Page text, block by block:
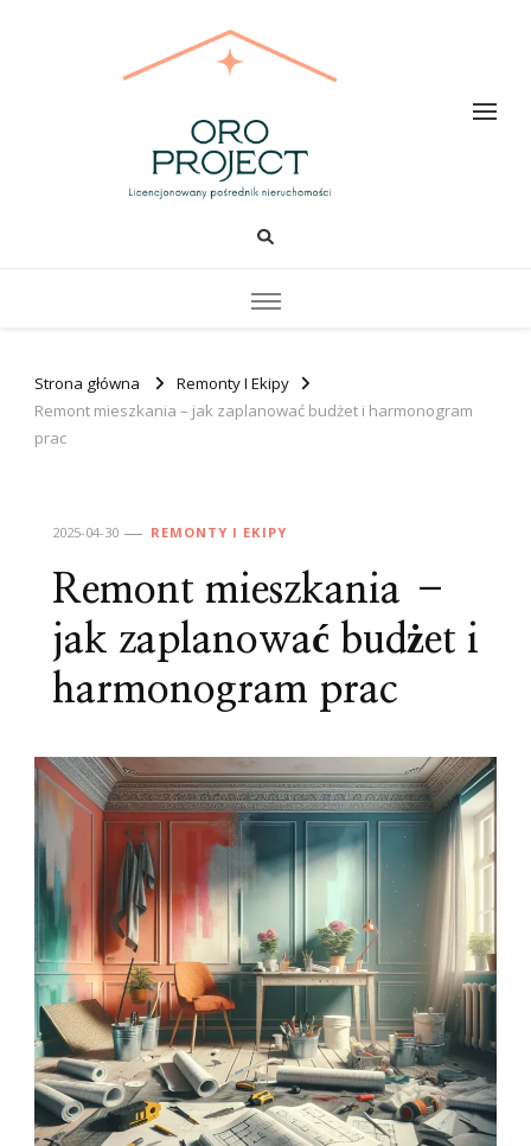
Oro PROJECT
Strona główna
Remonty I Ekipy
Remont mieszkania – jak zaplanować budżet i harmonogram
prac
2025-04-30 REMONTY I EKIPY
Remont mieszkania –
jak zaplanować budżet i
harmonogram prac